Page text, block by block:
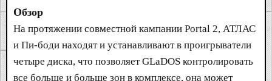
Обзор
На протяжении совместной кампании Portal 2, АТЛАС
и Пи-боди находят и устанавливают в проигрыватели
четыре диска, что позволяет GLaDOS контролировать
все больше и больше зон в комплексе, она может